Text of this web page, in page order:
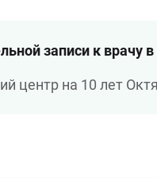
записи к врачу
центр на 10 лет